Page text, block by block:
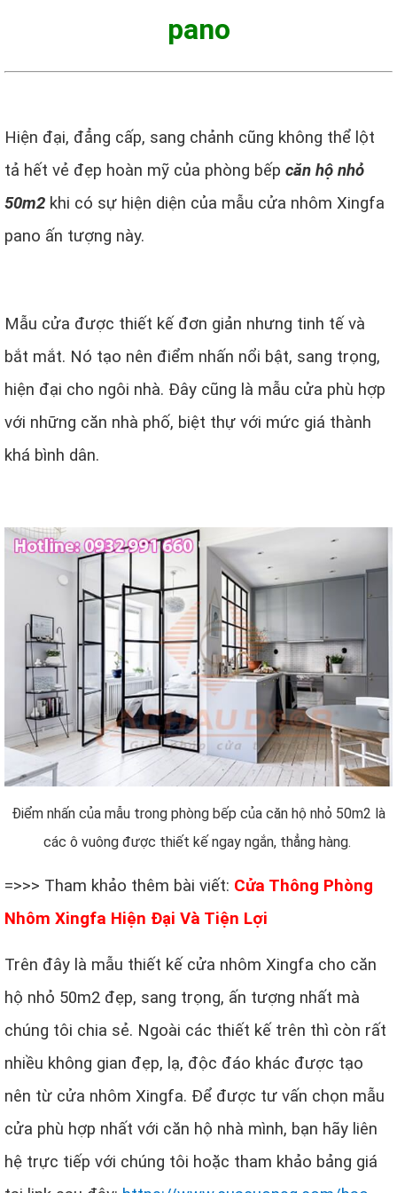
pano
Hiện đại, đẳng cấp, sang chảnh cũng không thể lột
tả hết vẻ đẹp hoàn mỹ của phòng bếp căn hộ nhỏ
50m2 khi có sự hiện diện của mẫu cửa nhôm Xingfa
pano ấn tượng này.
Mẫu cửa được thiết kế đơn giản nhưng tinh tế và
bắt mắt. Nó tạo nên điểm nhấn nổi bật, sang trọng,
hiện đại cho ngôi nhà. Đây cũng là mẫu cửa phù hợp
với những căn nhà phố, biệt thự với mức giá thành
khá bình dân.
Điểm nhấn của mẫu trong phòng bếp của căn hộ nhỏ 50m2 là
các ô vuông được thiết kế ngay ngắn, thẳng hàng.
=>>> Tham khảo thêm bài viết: Cửa Thông Phòng
Nhôm Xingfa Hiện Đại Và Tiện Lợi
Trên đây là mẫu thiết kế cửa nhôm Xingfa cho căn
hộ nhỏ 50m2 đẹp, sang trọng, ấn tượng nhất mà
chúng tôi chia sẻ. Ngoài các thiết kế trên thì còn rất
nhiều không gian đẹp, lạ, độc đáo khác được tạo
nên từ cửa nhôm Xingfa. Để được tư vấn chọn mẫu
cửa phù hợp nhất với căn hộ nhà mình, bạn hãy liên
hệ trực tiếp với chúng tôi hoặc tham khảo bảng giá